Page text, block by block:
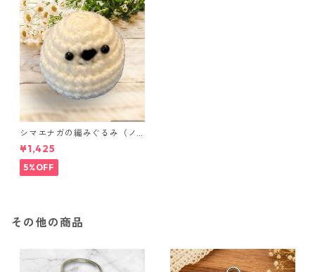
シマエナガの編みぐるみ（ノ
ーマル）
¥1,425
5%OFF
その他の商品